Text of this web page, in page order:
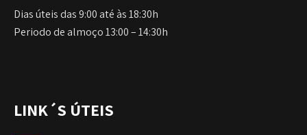
Dias úteis das 9:00 até às 18:30h
Periodo de almoço 13:00 – 14:30h
LINK´S ÚTEIS